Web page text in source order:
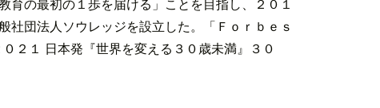
社団法人ソウレッジを設立した。「Ｆｏｒｂｅｓ
２１ 日本発『世界を変える３０歳未満』３０